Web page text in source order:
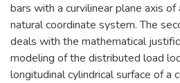
bars with a curvilinear plane axis of
natural coordinate system. The
deals with the mathematical
modeling of the distributed load
longitudinal cylindrical surface of a